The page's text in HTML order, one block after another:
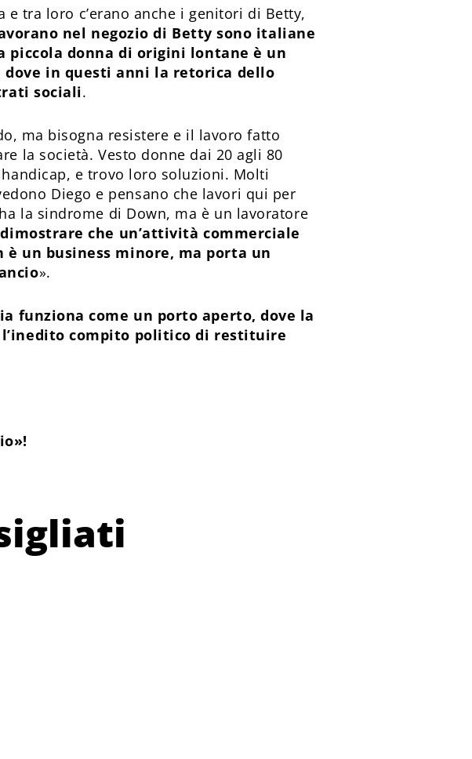
tra loro c’erano anche i genitori di Betty,
nel negozio di Betty sono italiane
donna di origini lontane è un
in questi anni la retorica dello
sociali.
ma bisogna resistere e il lavoro fatto
la società. Vesto donne dai 20 agli 80
e trovo loro soluzioni. Molti
Diego e pensano che lavori qui per
la sindrome di Down, ma è un lavoratore
che un’attività commerciale
un business minore, ma porta un
».
funziona come un porto aperto, dove la
compito politico di restituire